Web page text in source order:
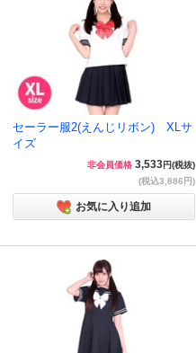
セーラー服2(えんじリボン) XLサ
イズ
非会員価格 3,533円(税抜)
(税込3,886円)
お気に入り追加